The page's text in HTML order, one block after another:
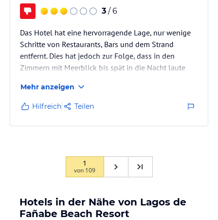
3 / 6
Das Hotel hat eine hervorragende Lage, nur wenige
Schritte von Restaurants, Bars und dem Strand
entfernt. Dies hat jedoch zur Folge, dass in den
Zimmern mit Meerblick bis spät in die Nacht laute
Die Ausstattung ist modern und die Zimmer sind
sauber. Das Personal tritt respektvoll auf.
Zu beachten ist, dass das Frühstück gemeinsam mit
dem Nachbarhotel „Los Olivos“ eingenommen wird.
Mehr anzeigen
Hilfreich Teilen
1
von 109
Hotels in der Nähe von Lagos de
Fañabe Beach Resort